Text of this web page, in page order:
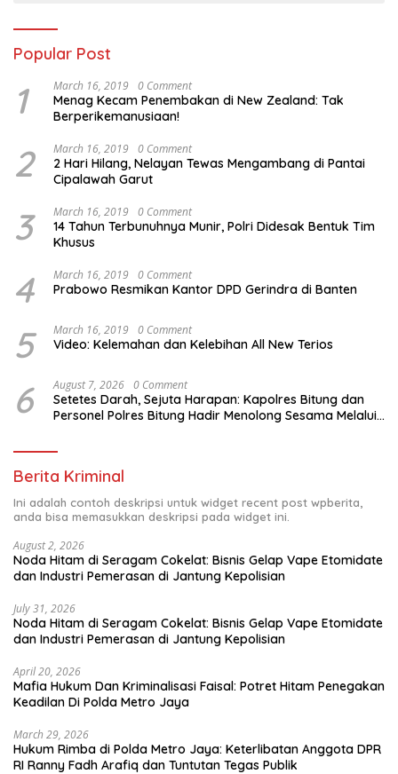
Popular Post
1 March 16, 2019 0 Comment
Menag Kecam Penembakan di New Zealand: Tak
Berperikemanusiaan!
2 March 16, 2019 0 Comment
2 Hari Hilang, Nelayan Tewas Mengambang di Pantai
Cipalawah Garut
3 March 16, 2019 0 Comment
14 Tahun Terbunuhnya Munir, Polri Didesak Bentuk Tim
Khusus
4 March 16, 2019 0 Comment
Prabowo Resmikan Kantor DPD Gerindra di Banten
5 March 16, 2019 0 Comment
Video: Kelemahan dan Kelebihan All New Terios
6 August 7, 2026 0 Comment
Setetes Darah, Sejuta Harapan: Kapolres Bitung dan
Personel Polres Bitung Hadir Menolong Sesama Melalui
Berita Kriminal
Ini adalah contoh deskripsi untuk widget recent post wpberita,
anda bisa memasukkan deskripsi pada widget ini.
August 2, 2026
Noda Hitam di Seragam Cokelat: Bisnis Gelap Vape Etomidate
dan Industri Pemerasan di Jantung Kepolisian
July 31, 2026
Noda Hitam di Seragam Cokelat: Bisnis Gelap Vape Etomidate
dan Industri Pemerasan di Jantung Kepolisian
April 20, 2026
Mafia Hukum Dan Kriminalisasi Faisal: Potret Hitam Penegakan
Keadilan Di Polda Metro Jaya
March 29, 2026
Hukum Rimba di Polda Metro Jaya: Keterlibatan Anggota DPR
RI Ranny Fadh Arafiq dan Tuntutan Tegas Publik